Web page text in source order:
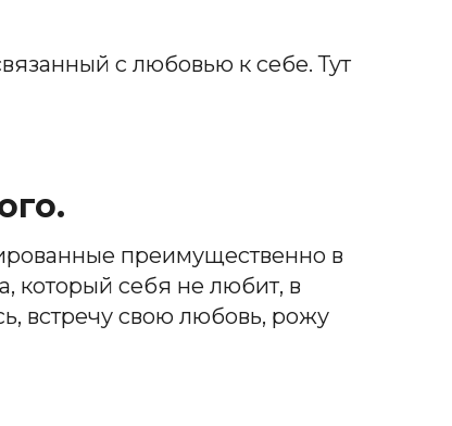
с любовью к себе. Тут
преимущественно в
который себя не любит, в
встречу свою любовь, рожу